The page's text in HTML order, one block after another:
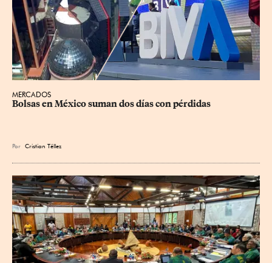
MERCADOS
Bolsas en México suman dos días con pérdidas
Por Cristian Téllez